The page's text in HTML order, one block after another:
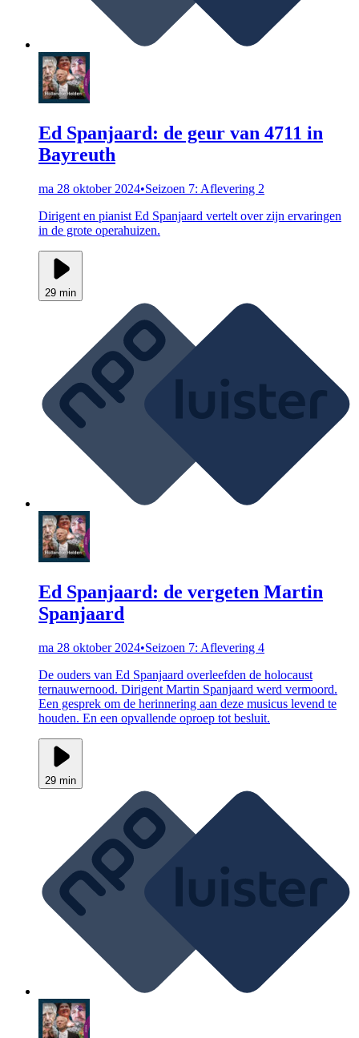
Ed Spanjaard: de geur van 4711 in
Bayreuth
ma 28 oktober 2024•Seizoen 7: Aflevering 2
Dirigent en pianist Ed Spanjaard vertelt over zijn ervaringen
in de grote operahuizen.
29 min
Ed Spanjaard: de vergeten Martin
Spanjaard
ma 28 oktober 2024•Seizoen 7: Aflevering 4
De ouders van Ed Spanjaard overleefden de holocaust
ternauwernood. Dirigent Martin Spanjaard werd vermoord.
Een gesprek om de herinnering aan deze musicus levend te
houden. En een opvallende oproep tot besluit.
29 min